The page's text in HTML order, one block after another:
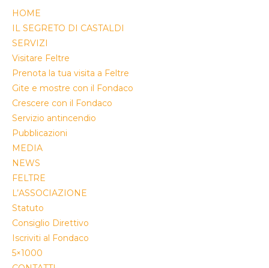
HOME
IL SEGRETO DI CASTALDI
SERVIZI
Visitare Feltre
Prenota la tua visita a Feltre
Gite e mostre con il Fondaco
Crescere con il Fondaco
Servizio antincendio
Pubblicazioni
MEDIA
NEWS
FELTRE
L’ASSOCIAZIONE
Statuto
Consiglio Direttivo
Iscriviti al Fondaco
5×1000